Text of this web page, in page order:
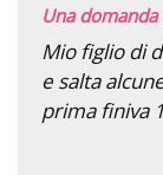
Una domanda
Mio figlio di
e salta
prima finiva